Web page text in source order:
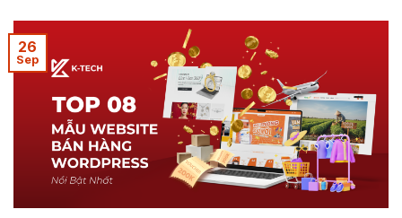
26
Sep